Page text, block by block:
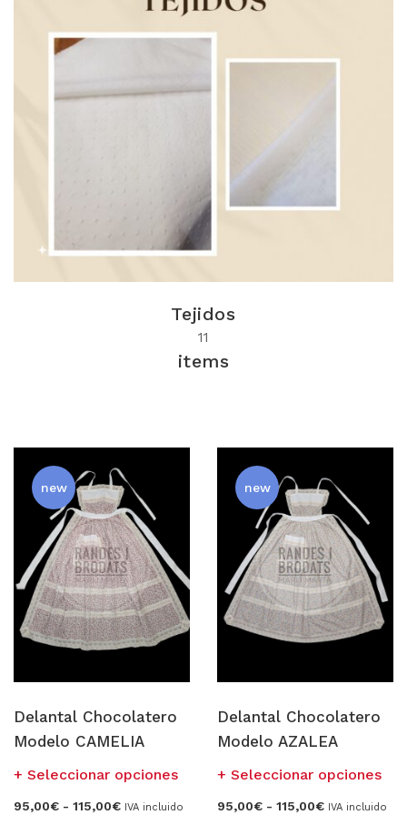
Tejidos
11
items
new
Delantal Chocolatero
Modelo CAMELIA
Seleccionar opcionesEste
tiene
95,00€ - 115,00€Rango
IVA incluido
new
Delantal Chocolatero
Modelo AZALEA
Seleccionar opciones
95,00€ - 115,00€Rango
IVA incluido